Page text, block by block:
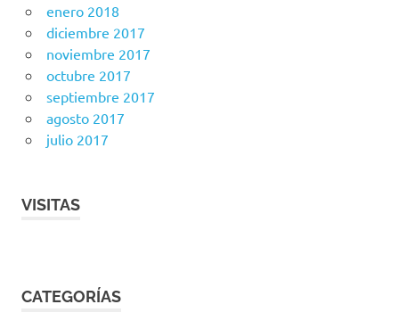
enero 2018
diciembre 2017
noviembre 2017
octubre 2017
septiembre 2017
agosto 2017
julio 2017
VISITAS
CATEGORÍAS